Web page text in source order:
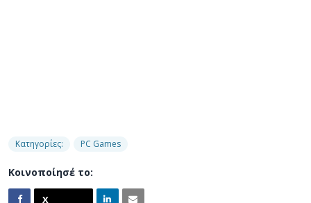
Κατηγορίες: PC Games
Κοινοποίησέ το: